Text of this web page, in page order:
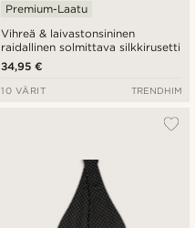
Vihreä & laivastonsininen
raidallinen solmittava silkkirusetti
Premium-Laatu
34,95 €
10 VÄRIT TRENDHIM